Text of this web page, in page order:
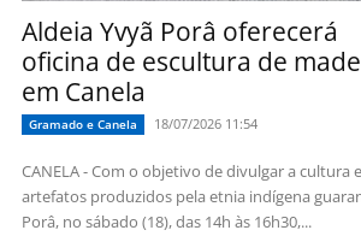
Aldeia Yvyã Porâ oferecerá
oficina de escultura de
em Canela
Gramado e Canela 18/07/2026 11:54
CANELA - Com o objetivo de divulgar a cultura e
artefatos produzidos pela etnia indígena
Porâ, no sábado (18), das 14h às 16h30,...